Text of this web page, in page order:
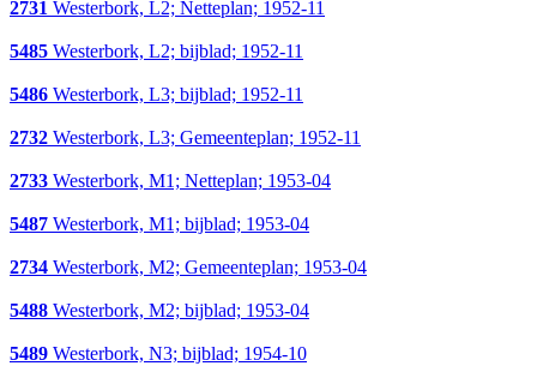
2731 Westerbork, L2; Netteplan; 1952-11
5485 Westerbork, L2; bijblad; 1952-11
5486 Westerbork, L3; bijblad; 1952-11
2732 Westerbork, L3; Gemeenteplan; 1952-11
2733 Westerbork, M1; Netteplan; 1953-04
5487 Westerbork, M1; bijblad; 1953-04
2734 Westerbork, M2; Gemeenteplan; 1953-04
5488 Westerbork, M2; bijblad; 1953-04
5489 Westerbork, N3; bijblad; 1954-10